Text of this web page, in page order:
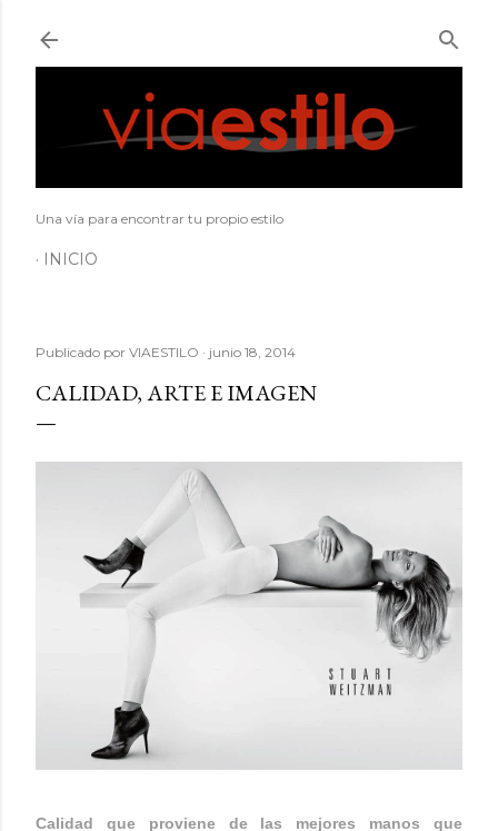
Una vía para encontrar tu propio estilo
INICIO
Publicado por VIAESTILO junio 18, 2014
CALIDAD, ARTE E IMAGEN
Calidad que proviene de las mejores manos que